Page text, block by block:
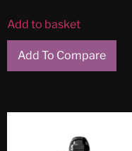
Add to basket
Add To Compare